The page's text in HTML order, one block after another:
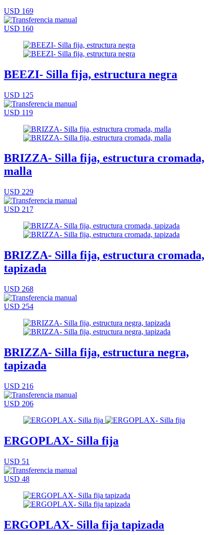
USD 169
USD 160
BEEZI- Silla fija, estructura negra
USD 125
USD 119
BRIZZA- Silla fija, estructura cromada,
malla
USD 229
USD 217
BRIZZA- Silla fija, estructura cromada,
tapizada
USD 268
USD 254
BRIZZA- Silla fija, estructura negra,
tapizada
USD 216
USD 206
ERGOPLAX- Silla fija
USD 51
USD 48
ERGOPLAX- Silla fija tapizada